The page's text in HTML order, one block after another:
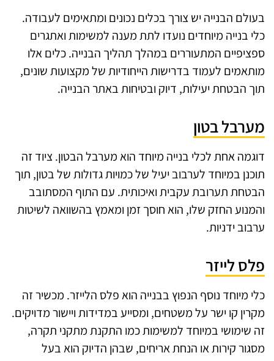
הבנייה יש צורך בכלים נכונים ומתאימים לעבודה.
בנייה מיוחדים נועדו לתת מענה למשימות ואתגרים
המתעוררים במהלך תהליך הבנייה. כלים אלו
לעמוד בדרישות הייחודיות של מקצועות שונים,
הבטחת יעילות, דיוק ובטיחות באתר הבנייה.
בטון
אחת לכלי בנייה מיוחד הוא מערבל הבטון. ציוד זה
במיוחד לערבוב יעיל של כמויות גדולות של בטון, תוך
תערובת עקבית ואיכותית. עם התוף המסתובב
החזק שלו, הוא חוסך זמן ומאמץ בהשוואה לשיטות
ידניות.
לייזר
מיוחד נוסף הנפוץ בבנייה הוא פלס הלייזר. מכשיר זה
קו ישר על משטחים, ומסייע במדידות ויישור מדויקים.
שימושי במיוחד למשימות כמו התקנת מתקני תקרה,
קירות או הנחת אריחים, שבהן הדיוק הוא בעל